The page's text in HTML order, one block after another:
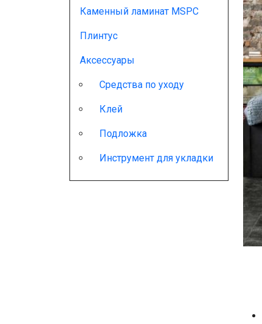
Каменный ламинат MSPC
Плинтус
Аксессуары
Средства по уходу
Клей
Подложка
Инструмент для укладки